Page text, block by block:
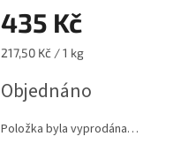
435 Kč
Měrná
217,50 Kč / 1 kg
Objednáno
Položka byla vyprodána…